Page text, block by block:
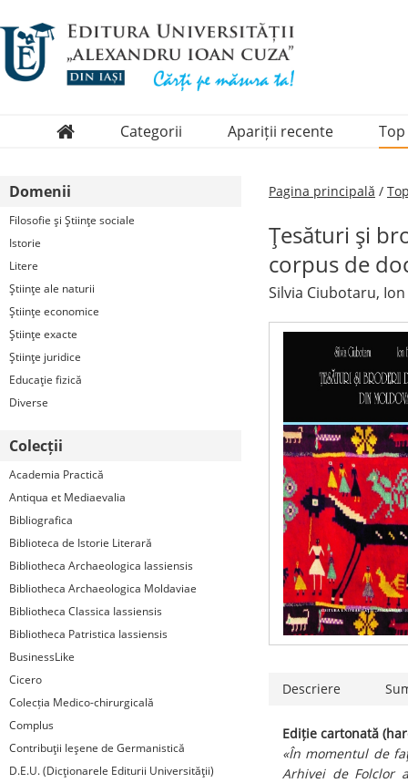
Categorii
Periodice
Apariții recente Top
Domenii
Filosofie şi Ştiinţe sociale
Istorie
Litere
Ştiinţe ale naturii
Ştiinţe economice
Ştiinţe exacte
Ştiinţe juridice
Educaţie fizică
Diverse
Colecții
Academia Practică
Antiqua et Mediaevalia
Bibliografica
Biblioteca de Istorie Literară
Bibliotheca Archaeologica Iassiensis
Bibliotheca Archaeologica Moldaviae
Bibliotheca Classica Iassiensis
Bibliotheca Patristica Iassiensis
BusinessLike
Cicero
Colecția Medico-chirurgicală
Complus
Contribuţii Ieşene de Germanistică
D.E.U. (Dicţionarele Editurii Universităţii)
Pagina principală /
Ţesături şi
corpus de
Silvia Ciubotaru,
Descriere
Ediție cartonată
«În momentul de
Arhivei de Folclor